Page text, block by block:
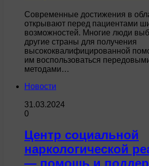
Современные достижения в
открывают перед пациентами
возможностей. Многие люди
другие страны для получения
высококвалифицированной
им воспользоваться
методами…
Новости
31.03.2024
0
Центр социальной
наркологической